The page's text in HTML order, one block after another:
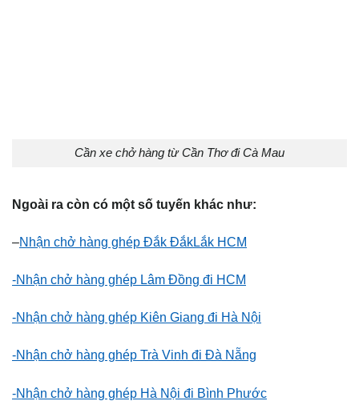
Cần xe chở hàng từ Cần Thơ đi Cà Mau
Ngoài ra còn có một số tuyến khác như:
–Nhận chở hàng ghép Đắk ĐắkLắk HCM
-Nhận chở hàng ghép Lâm Đồng đi HCM
-Nhận chở hàng ghép Kiên Giang đi Hà Nội
-Nhận chở hàng ghép Trà Vinh đi Đà Nẵng
-Nhận chở hàng ghép Hà Nội đi Bình Phước